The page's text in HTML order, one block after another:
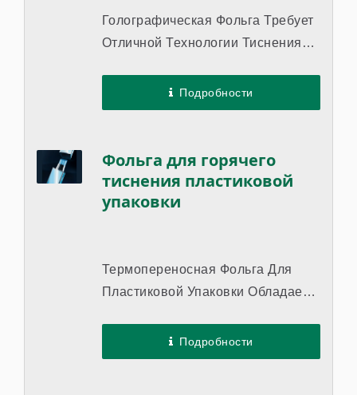
Голографическая Фольга Требует
Отличной Технологии Тиснения
Подробности
Фольга для горячего
тиснения пластиковой
упаковки
Термопереносная Фольга Для
Пластиковой Упаковки Обладает
Стойкостью...Подробности